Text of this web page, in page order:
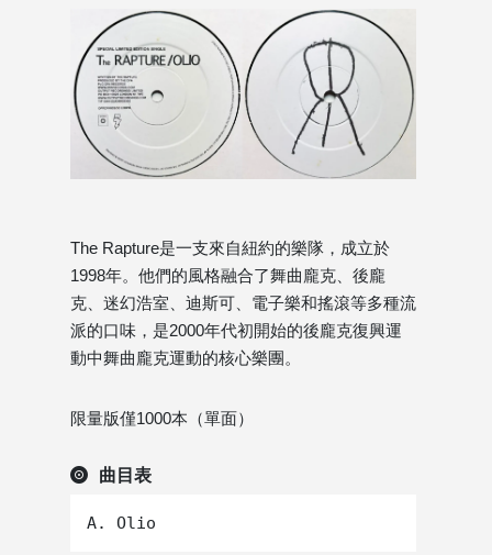
The Rapture是一支來自紐約的樂隊，成立於
1998年。他們的風格融合了舞曲龐克、後龐
克、迷幻浩室、迪斯可、電子樂和搖滾等多種流
派的口味，是2000年代初開始的後龐克復興運
動中舞曲龐克運動的核心樂團。
限量版僅1000本（單面）
曲目表